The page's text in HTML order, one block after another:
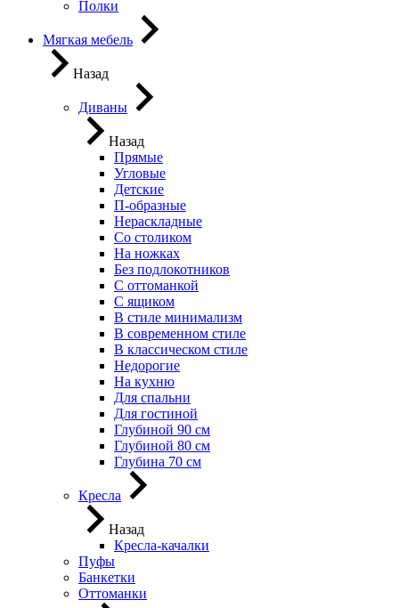
Полки
Мягкая мебель
Назад
Диваны
Назад
Прямые
Угловые
Детские
П-образные
Нераскладные
Со столиком
На ножках
Без подлокотников
С оттоманкой
С ящиком
В стиле минимализм
В современном стиле
В классическом стиле
Недорогие
На кухню
Для спальни
Для гостиной
Глубиной 90 см
Глубиной 80 см
Глубина 70 см
Кресла
Назад
Кресла-качалки
Пуфы
Банкетки
Оттоманки